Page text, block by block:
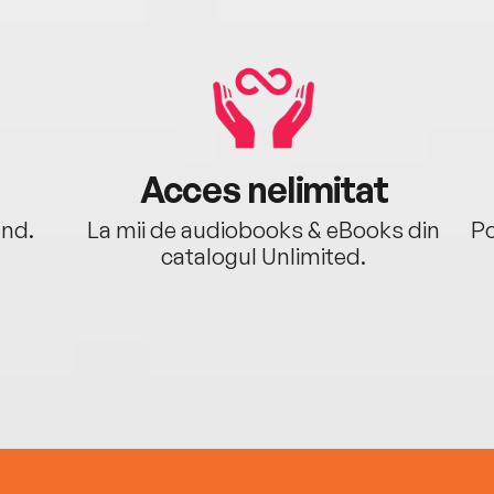
în
din
(n.
Acces nelimitat
La mii de audiobooks & eBooks din
catalogul Unlimited.